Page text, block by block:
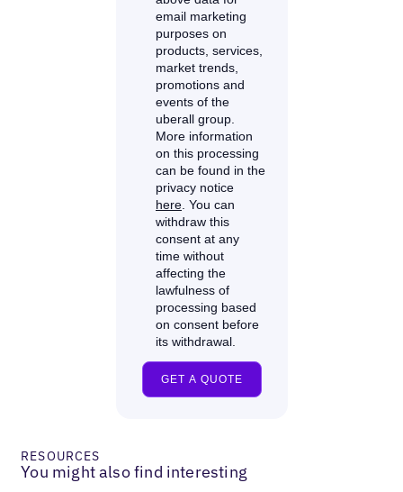
RESOURCES
You might also find interesting